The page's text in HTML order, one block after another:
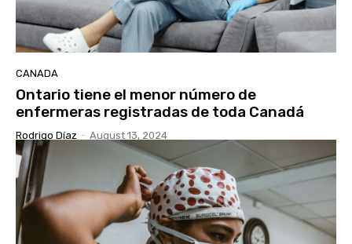
CANADA
Ontario tiene el menor número de
enfermeras registradas de toda Canadá
Rodrigo Díaz - August 13, 2024